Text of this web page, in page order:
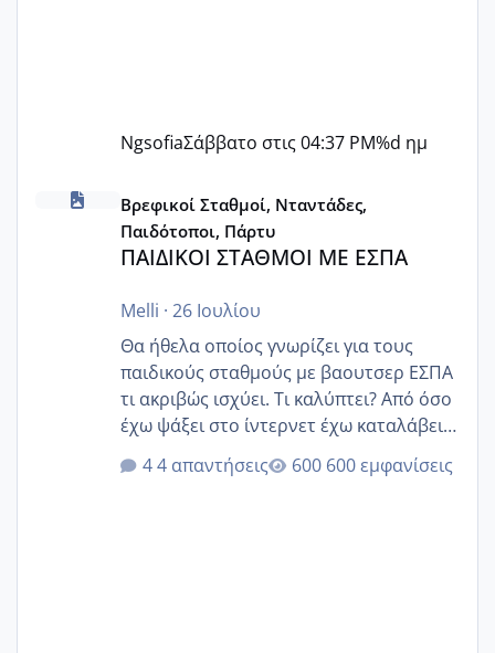
NgsofiaΣάββατο στις 04:37 PM%d ημ
ΠΑΙΔΙΚΟΙ ΣΤΑΘΜΟΙ ΜΕ ΕΣΠΑ
Βρεφικοί Σταθμοί, Νταντάδες,
Παιδότοποι, Πάρτυ
ΠΑΙΔΙΚΟΙ ΣΤΑΘΜΟΙ ΜΕ ΕΣΠΑ
Melli · 26 Ιουλίου
Θα ήθελα οποίος γνωρίζει για τους
παιδικούς σταθμούς με βαουτσερ ΕΣΠΑ
τι ακριβώς ισχύει. Τι καλύπτει? Από όσο
έχω ψάξει στο ίντερνετ έχω καταλάβει
ότι το βαουτσερ καλύπτει όλα τα
δίδακτρα και τα τροφεια του ιδιωτικού
4 απαντήσεις 600 εμφανίσεις